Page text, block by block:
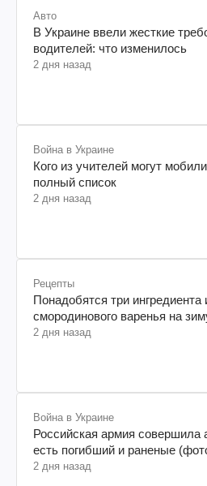
Авто
В Украине ввели жесткие
водителей: что изменилось
2 дня назад
Война в Украине
Кого из учителей могут
полный список
2 дня назад
Рецепты
Понадобятся три ингредиента
смородинового варенья на
2 дня назад
Война в Украине
Российская армия совершила
есть погибший и раненые
2 дня назад